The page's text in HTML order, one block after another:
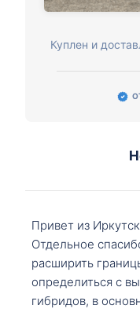
Куплен и
Привет из
Отдельное
расширить
определиться с
гибридов, в